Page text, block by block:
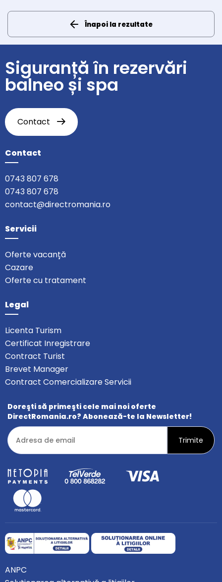
Înapoi la rezultate
Siguranță în rezervări
balneo și spa
Contact
Contact
0743 807 678
0743 807 678
contact@directromania.ro
Servicii
Oferte vacanță
Cazare
Oferte cu tratament
Legal
Licenta Turism
Certificat Inregistrare
Contract Turist
Brevet Manager
Contract Comercializare Servicii
Doreşti să primeşti cele mai noi oferte
DirectRomania.ro? Abonează-te la Newsletter!
ANPC